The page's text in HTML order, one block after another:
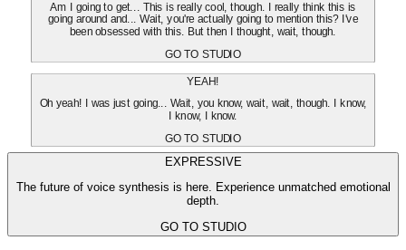
Am I going to get... This is really cool, though. I really think this is
going around and... Wait, you're actually going to mention this? I've
been obsessed with this. But then I thought, wait, though.
GO TO STUDIO
YEAH!
Oh yeah! I was just going... Wait, you know, wait, wait, though. I know,
I know, I know.
GO TO STUDIO
EXPRESSIVE
The future of voice synthesis is here. Experience unmatched emotional
depth.
GO TO STUDIO